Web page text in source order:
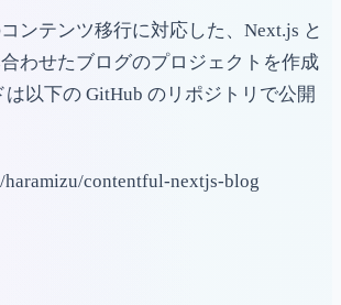
ンテンツ移行に対応した、Next.js と
わせたブログのプロジェクトを作成
は以下の GitHub のリポジトリで公開
contentful-nextjs-blog